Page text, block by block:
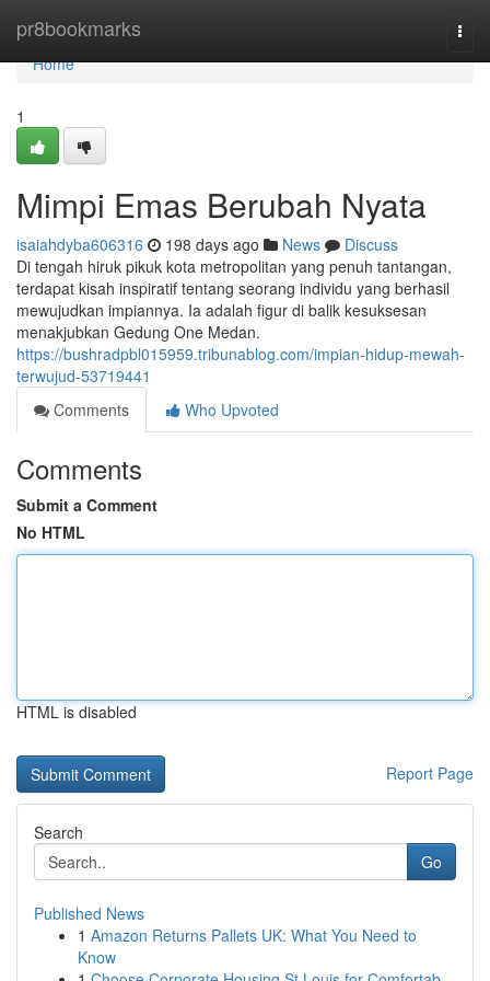
pr8bookmarks
Home
Home
1
Mimpi Emas Berubah Nyata
isaiahdyba606316 198 days ago News
Discuss
Di tengah hiruk pikuk kota metropolitan yang penuh tantangan,
terdapat kisah inspiratif tentang seorang individu yang berhasil
mewujudkan impiannya. Ia adalah figur di balik kesuksesan
menakjubkan Gedung One Medan.
https://bushradpbl015959.tribunablog.com/impian-hidup-mewah-
terwujud-53719441
Comments
Who Upvoted
Comments
Submit a Comment
No HTML
HTML is disabled
Report Page
Search
Go
Published News
1 Amazon Returns Pallets UK: What You Need to
Know